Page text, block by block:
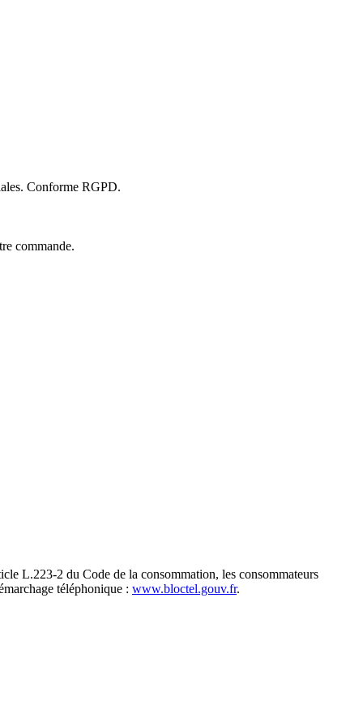
Conforme RGPD.
commande.
L.223-2 du Code de la consommation, les consommateurs
téléphonique : www.bloctel.gouv.fr.